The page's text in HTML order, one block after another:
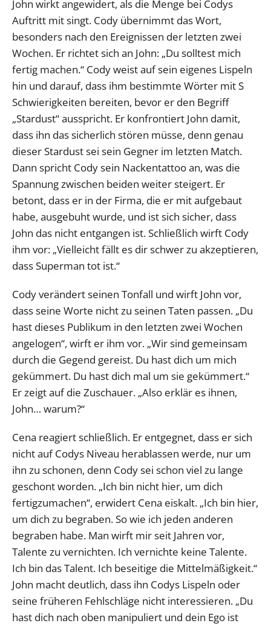
John wirkt angewidert, als die Menge bei Codys
Auftritt mit singt. Cody übernimmt das Wort,
besonders nach den Ereignissen der letzten zwei
Wochen. Er richtet sich an John: „Du solltest mich
fertig machen.“ Cody weist auf sein eigenes Lispeln
hin und darauf, dass ihm bestimmte Wörter mit S
Schwierigkeiten bereiten, bevor er den Begriff
„Stardust“ ausspricht. Er konfrontiert John damit,
dass ihn das sicherlich stören müsse, denn genau
dieser Stardust sei sein Gegner im letzten Match.
Dann spricht Cody sein Nackentattoo an, was die
Spannung zwischen beiden weiter steigert. Er
betont, dass er in der Firma, die er mit aufgebaut
habe, ausgebuht wurde, und ist sich sicher, dass
John das nicht entgangen ist. Schließlich wirft Cody
ihm vor: „Vielleicht fällt es dir schwer zu akzeptieren,
dass Superman tot ist.“
Cody verändert seinen Tonfall und wirft John vor,
dass seine Worte nicht zu seinen Taten passen. „Du
hast dieses Publikum in den letzten zwei Wochen
angelogen“, wirft er ihm vor. „Wir sind gemeinsam
durch die Gegend gereist. Du hast dich um mich
gekümmert. Du hast dich mal um sie gekümmert.“
Er zeigt auf die Zuschauer. „Also erklär es ihnen,
John… warum?“
Cena reagiert schließlich. Er entgegnet, dass er sich
nicht auf Codys Niveau herablassen werde, nur um
ihn zu schonen, denn Cody sei schon viel zu lange
geschont worden. „Ich bin nicht hier, um dich
fertigzumachen“, erwidert Cena eiskalt. „Ich bin hier,
um dich zu begraben. So wie ich jeden anderen
begraben habe. Man wirft mir seit Jahren vor,
Talente zu vernichten. Ich vernichte keine Talente.
Ich bin das Talent. Ich beseitige die Mittelmäßigkeit.“
John macht deutlich, dass ihn Codys Lispeln oder
seine früheren Fehlschläge nicht interessieren. „Du
hast dich nach oben manipuliert und dein Ego ist